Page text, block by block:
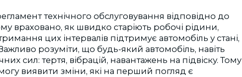
технічного обслуговування відповідно до
враховано, як швидко старіють робочі рідини,
цих інтервалів підтримує автомобіль у стані,
розуміти, що будь-який автомобіль, навіть
сил: тертя, вібрацій, навантажень на підвіску. Тому
виявити зміни, які на перший погляд є